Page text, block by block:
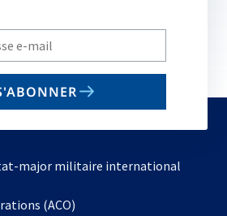
major militaire international
(ACO)